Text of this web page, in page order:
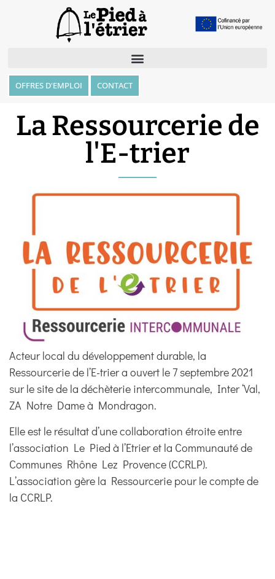
OFFRES D'EMPLOI CONTACT
La Ressourcerie de
l'E-trier
Acteur local du développement durable, la
Ressourcerie de l’E-trier a ouvert le 7 septembre 2021
sur le site de la déchèterie intercommunale, Inter ‘Val,
ZA Notre Dame à Mondragon.
Elle est le résultat d’une collaboration étroite entre
l’association Le Pied à l’Etrier et la Communauté de
Communes Rhône Lez Provence (CCRLP).
L’association gère la Ressourcerie pour le compte de
la CCRLP.